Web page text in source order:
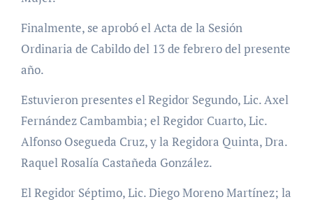
Finalmente, se aprobó el Acta de la Sesión
Ordinaria de Cabildo del 13 de febrero del presente
año.
Estuvieron presentes el Regidor Segundo, Lic. Axel
Fernández Cambambia; el Regidor Cuarto, Lic.
Alfonso Osegueda Cruz, y la Regidora Quinta, Dra.
Raquel Rosalía Castañeda González.
El Regidor Séptimo, Lic. Diego Moreno Martínez; la